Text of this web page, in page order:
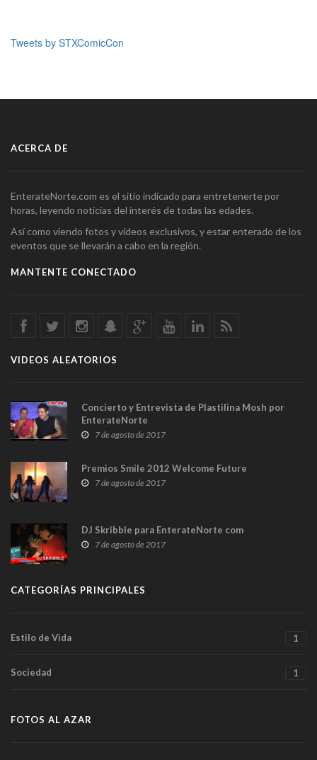
Tweets by STXComicCon
ACERCA DE
EnterateNorte.com es el sitio indicado para entretenerte por
horas, leyendo noticias del interés de todas las edades.
Así como viendo fotos y videos exclusivos, y estar enterado de los
eventos que se llevarán a cabo en la región.
MANTENTE CONECTADO
VIDEOS ALEATORIOS
Concierto y Entrevista de Plastilina Mosh por
EnterateNorte
7 de agosto de 2017
Premios Smile 2012 Welcome Future
7 de agosto de 2017
DJ Skribble para EnterateNorte com
7 de agosto de 2017
CATEGORÍAS PRINCIPALES
Estilo de Vida 1
Sociedad 1
FOTOS AL AZAR